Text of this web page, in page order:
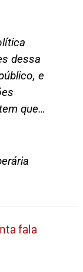
dessa
e
que…
fala